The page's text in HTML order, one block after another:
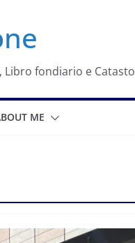
Libro fondiario e Catasto
ME